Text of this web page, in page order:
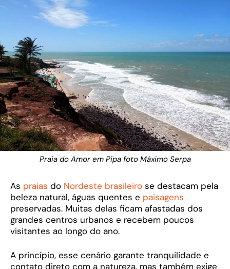
Praia do Amor em Pipa foto Máximo Serpa
As praias do Nordeste brasileiro se destacam pela
beleza natural, águas quentes e paisagens
preservadas. Muitas delas ficam afastadas dos
grandes centros urbanos e recebem poucos
visitantes ao longo do ano.
A princípio, esse cenário garante tranquilidade e
contato direto com a natureza, mas também exige